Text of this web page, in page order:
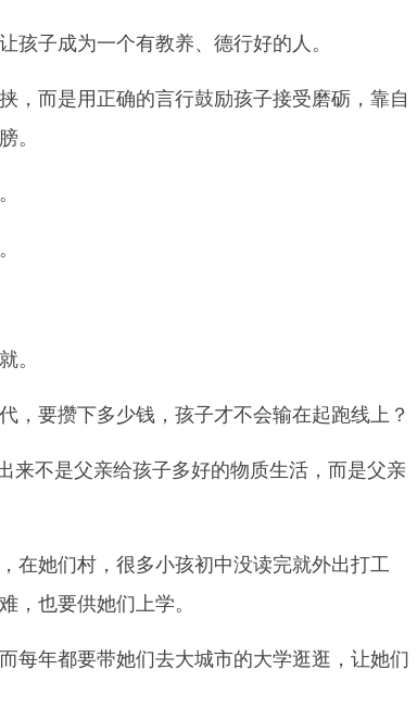
孩子成为一个有教养、德行好的人。
，而是用正确的言行鼓励孩子接受磨砺，靠自
。
。
，要攒下多少钱，孩子才不会输在起跑线上？
来不是父亲给孩子多好的物质生活，而是父亲
在她们村，很多小孩初中没读完就外出打工
，也要供她们上学。
每年都要带她们去大城市的大学逛逛，让她们